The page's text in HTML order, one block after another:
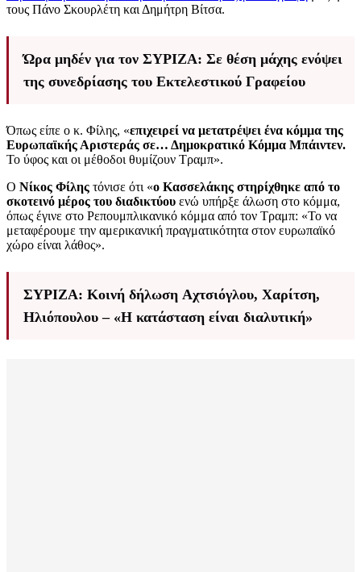
τους Πάνο Σκουρλέτη και Δημήτρη Βίτσα.
Ώρα μηδέν για τον ΣΥΡΙΖΑ: Σε θέση μάχης ενόψει
της συνεδρίασης του Εκτελεστικού Γραφείου
Όπως είπε ο κ. Φίλης, «επιχειρεί να μετατρέψει ένα κόμμα της
Ευρωπαϊκής Αριστεράς σε… Δημοκρατικό Κόμμα Μπάιντεν.
Το ύφος και οι μέθοδοι θυμίζουν Τραμπ».
Ο Νίκος Φίλης τόνισε ότι «ο Κασσελάκης στηρίχθηκε από το
σκοτεινό μέρος του διαδικτύου ενώ υπήρξε άλωση στο κόμμα,
όπως έγινε στο Ρεπουμπλικανικό κόμμα από τον Τραμπ: «Το να
μεταφέρουμε την αμερικανική πραγματικότητα στον ευρωπαϊκό
χώρο είναι λάθος».
ΣΥΡΙΖΑ: Κοινή δήλωση Aχτσιόγλου, Χαρίτση,
Ηλιόπουλου – «Η κατάσταση είναι διαλυτική»